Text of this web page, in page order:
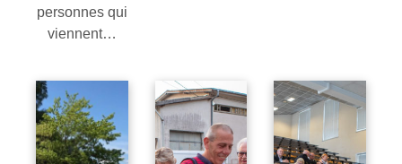
personnes qui
viennent…